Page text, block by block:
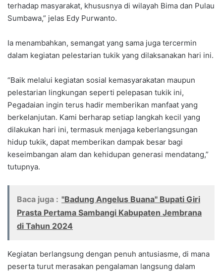
terhadap masyarakat, khususnya di wilayah Bima dan Pulau
Sumbawa,” jelas Edy Purwanto.
Ia menambahkan, semangat yang sama juga tercermin
dalam kegiatan pelestarian tukik yang dilaksanakan hari ini.
“Baik melalui kegiatan sosial kemasyarakatan maupun
pelestarian lingkungan seperti pelepasan tukik ini,
Pegadaian ingin terus hadir memberikan manfaat yang
berkelanjutan. Kami berharap setiap langkah kecil yang
dilakukan hari ini, termasuk menjaga keberlangsungan
hidup tukik, dapat memberikan dampak besar bagi
keseimbangan alam dan kehidupan generasi mendatang,”
tutupnya.
Baca juga : "Badung Angelus Buana" Bupati Giri
Prasta Pertama Sambangi Kabupaten Jembrana
di Tahun 2024
Kegiatan berlangsung dengan penuh antusiasme, di mana
peserta turut merasakan pengalaman langsung dalam